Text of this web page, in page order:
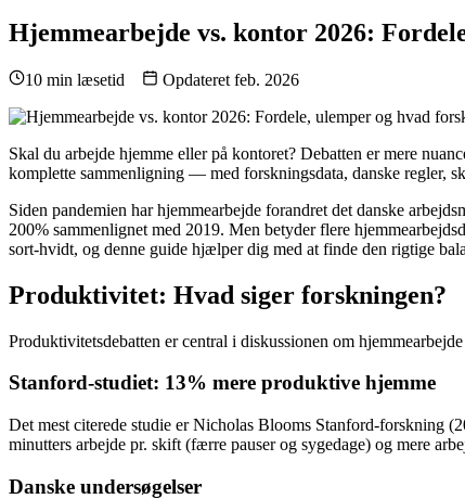
Hjemmearbejde vs. kontor 2026:
10 min læsetid Opdateret feb. 2026
Skal du arbejde hjemme eller på kontoret? Debatten er mere
komplette sammenligning — med forskningsdata, danske regler,
Siden pandemien har hjemmearbejde forandret det danske
200% sammenlignet med 2019. Men betyder flere
sort-hvidt, og denne guide hjælper dig med at finde den rigtige
Produktivitet: Hvad siger forskningen?
Produktivitetsdebatten er central i diskussionen om
Stanford-studiet: 13% mere produktive hjemme
Det mest citerede studie er Nicholas Blooms Stanford-forskning
minutters arbejde pr. skift (færre pauser og sygedage) og mere
Danske undersøgelser